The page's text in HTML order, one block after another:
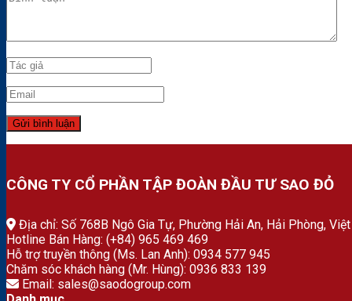
CÔNG TY CỔ PHẦN TẬP ĐOÀN ĐẦU TƯ SAO ĐỎ
Địa chỉ: Số 768B Ngô Gia Tự, Phường Hải An, Hải Phòng,
Hotline Bán Hàng: (+84) 965 469 469
Hỗ trợ truyền thông (Ms. Lan Anh): 0934 577 945
Chăm sóc khách hàng (Mr. Hùng): 0936 833 139
Email: sales@saodogroup.com